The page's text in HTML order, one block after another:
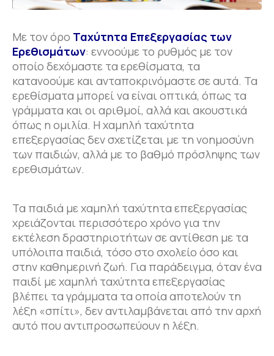
Με τον όρο Ταχύτητα Επεξεργασίας των
Ερεθισμάτων: εννοούμε το ρυθμός με τον
οποίο δεχόμαστε τα ερεθίσματα, τα
κατανοούμε και ανταποκρινόμαστε σε αυτά. Τα
ερεθίσματα μπορεί να είναι οπτικά, όπως τα
γράμματα και οι αριθμοί, αλλά και ακουστικά
όπως η ομιλία. Η χαμηλή ταχύτητα
επεξεργασίας δεν σχετίζεται με τη νοημοσύνη
των παιδιών, αλλά με το βαθμό πρόσληψης των
ερεθισμάτων.
Τα παιδιά με χαμηλή ταχύτητα επεξεργασίας
χρειάζονται περισσότερο χρόνο για την
εκτέλεση δραστηριοτήτων σε αντίθεση με τα
υπόλοιπα παιδιά, τόσο στο σχολείο όσο και
στην καθημερινή ζωή. Για παράδειγμα, όταν ένα
παιδί με χαμηλή ταχύτητα επεξεργασίας
βλέπει τα γράμματα τα οποία αποτελούν τη
λέξη «σπίτι», δεν αντιλαμβάνεται από την αρχή
αυτό που αντιπροσωπεύουν η λέξη.